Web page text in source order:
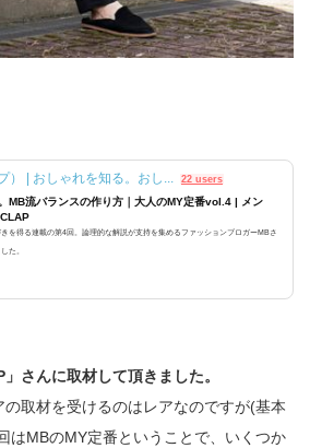
） | おしゃれを知る。おし... 22 users
MB流バランスの作り方｜大人のMY定番vol.4 | メン
を得る連載の第4回。論理的な解説が支持を集めるファッションブロガーMBさ
た。
さんに取材して頂きました。
取材を受けるのはレアなのですが(基本
はMBのMY定番ということで、いくつか